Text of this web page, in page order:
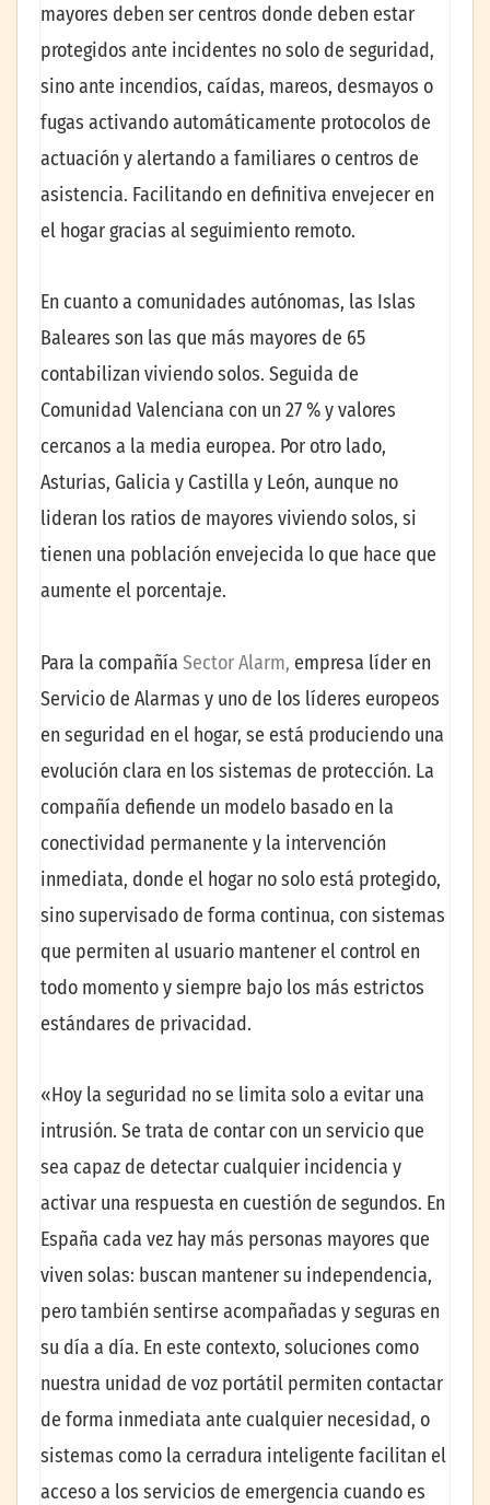
mayores deben ser centros donde deben estar
protegidos ante incidentes no solo de seguridad,
sino ante incendios, caídas, mareos, desmayos o
fugas activando automáticamente protocolos de
actuación y alertando a familiares o centros de
asistencia. Facilitando en definitiva envejecer en
el hogar gracias al seguimiento remoto.
En cuanto a comunidades autónomas, las Islas
Baleares son las que más mayores de 65
contabilizan viviendo solos. Seguida de
Comunidad Valenciana con un 27 % y valores
cercanos a la media europea. Por otro lado,
Asturias, Galicia y Castilla y León, aunque no
lideran los ratios de mayores viviendo solos, si
tienen una población envejecida lo que hace que
aumente el porcentaje.
Para la compañía Sector Alarm, empresa líder en
Servicio de Alarmas y uno de los líderes europeos
en seguridad en el hogar, se está produciendo una
evolución clara en los sistemas de protección. La
compañía defiende un modelo basado en la
conectividad permanente y la intervención
inmediata, donde el hogar no solo está protegido,
sino supervisado de forma continua, con sistemas
que permiten al usuario mantener el control en
todo momento y siempre bajo los más estrictos
estándares de privacidad.
«Hoy la seguridad no se limita solo a evitar una
intrusión. Se trata de contar con un servicio que
sea capaz de detectar cualquier incidencia y
activar una respuesta en cuestión de segundos. En
España cada vez hay más personas mayores que
viven solas: buscan mantener su independencia,
pero también sentirse acompañadas y seguras en
su día a día. En este contexto, soluciones como
nuestra unidad de voz portátil permiten contactar
de forma inmediata ante cualquier necesidad, o
sistemas como la cerradura inteligente facilitan el
acceso a los servicios de emergencia cuando es